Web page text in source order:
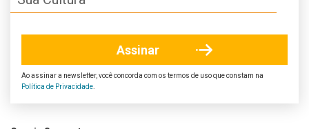
Ao assinar a newsletter, você concorda com os termos de uso que constam na
Política de Privacidade